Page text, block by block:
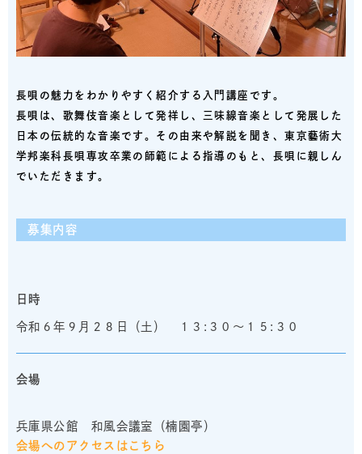
長唄の魅力をわかりやすく紹介する入門講座です。
長唄は、歌舞伎音楽として発祥し、三味線音楽として発展した
日本の伝統的な音楽です。その由来や解説を聞き、東京藝術大
学邦楽科長唄専攻卒業の師範による指導のもと、長唄に親しん
でいただきます。
募集内容
日時
令和６年９月２８日（土） １３:３０～１５:３０
会場
兵庫県公館 和風会議室（楠園亭）
会場へのアクセスはこちら